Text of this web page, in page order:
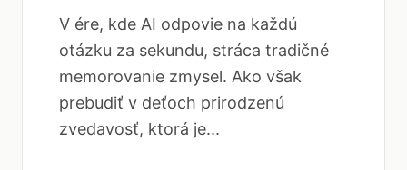
V ére, kde AI odpovie na každú
otázku za sekundu, stráca tradičné
memorovanie zmysel. Ako však
prebudiť v deťoch prirodzenú
zvedavosť, ktorá je...